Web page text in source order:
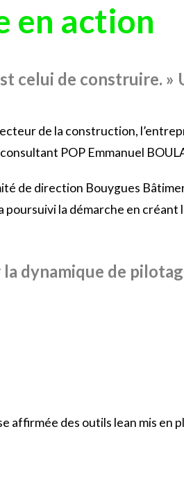
en action
celui de construire. »
de la construction,
POP Emmanuel
de direction Bouygues
la démarche en créant
dynamique de
affirmée des outils lean mis en